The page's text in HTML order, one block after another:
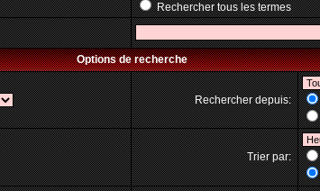
Rechercher tous les termes
Options de recherche
Rechercher depuis:
Trier par: